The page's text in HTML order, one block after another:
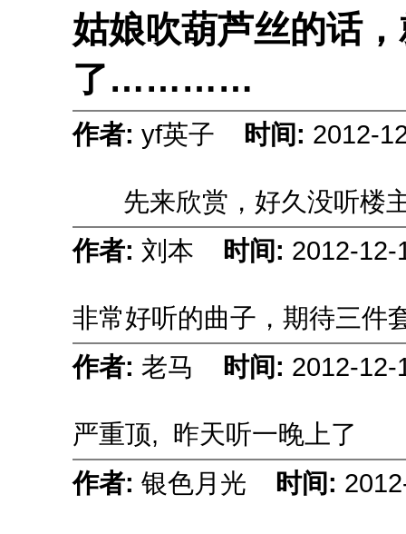
姑娘吹葫芦丝的话
了…………
作者: yf英子 时间: 2012-
先来欣赏，好久没听楼
作者: 刘本 时间: 2012-12-
非常好听的曲子，期待三件
作者: 老马 时间: 2012-12-
严重顶, 昨天听一晚上了
作者: 银色月光 时间: